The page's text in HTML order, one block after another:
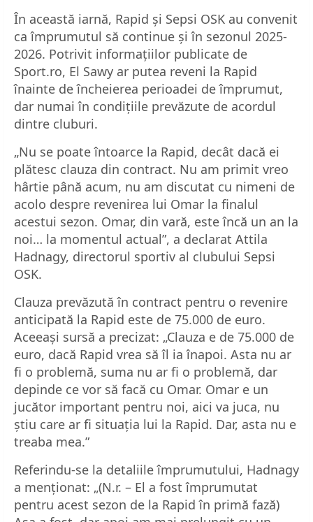
În această iarnă, Rapid și Sepsi OSK au convenit
ca împrumutul să continue și în sezonul 2025-
2026. Potrivit informațiilor publicate de
Sport.ro, El Sawy ar putea reveni la Rapid
înainte de încheierea perioadei de împrumut,
dar numai în condițiile prevăzute de acordul
dintre cluburi.
„Nu se poate întoarce la Rapid, decât dacă ei
plătesc clauza din contract. Nu am primit vreo
hârtie până acum, nu am discutat cu nimeni de
acolo despre revenirea lui Omar la finalul
acestui sezon. Omar, din vară, este încă un an la
noi… la momentul actual”, a declarat Attila
Hadnagy, directorul sportiv al clubului Sepsi
OSK.
Clauza prevăzută în contract pentru o revenire
anticipată la Rapid este de 75.000 de euro.
Aceeași sursă a precizat: „Clauza e de 75.000 de
euro, dacă Rapid vrea să îl ia înapoi. Asta nu ar
fi o problemă, suma nu ar fi o problemă, dar
depinde ce vor să facă cu Omar. Omar e un
jucător important pentru noi, aici va juca, nu
știu care ar fi situația lui la Rapid. Dar, asta nu e
treaba mea.”
Referindu-se la detaliile împrumutului, Hadnagy
a menționat: „(N.r. – El a fost împrumutat
pentru acest sezon de la Rapid în primă fază)